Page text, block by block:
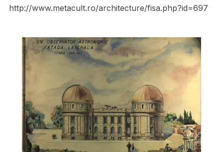
http://www.metacult.ro/architecture/fisa.php?id=697